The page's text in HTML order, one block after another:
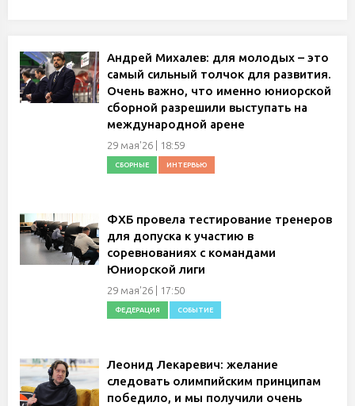
Андрей Михалев: для молодых – это
самый сильный толчок для развития.
Очень важно, что именно юниорской
сборной разрешили выступать на
международной арене
29 мая'26 | 18:59
СБОРНЫЕ ИНТЕРВЬЮ
ФХБ провела тестирование тренеров
для допуска к участию в
соревнованиях с командами
Юниорской лиги
29 мая'26 | 17:50
ФЕДЕРАЦИЯ СОБЫТИЕ
Леонид Лекаревич: желание
следовать олимпийским принципам
победило, и мы получили очень